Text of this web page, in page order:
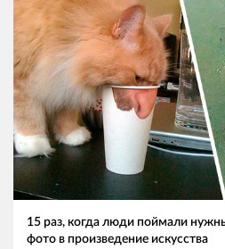
15 раз, когда люди поймали
фото в произведение искусства